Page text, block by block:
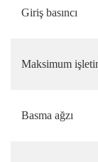
Giriş basıncı
Maksimum
Basma ağzı